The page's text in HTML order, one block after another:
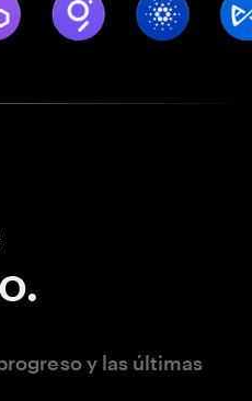
y las últimas